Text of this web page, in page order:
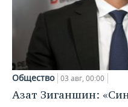
Общество 03 авг, 00:00
Азат Зиганшин: